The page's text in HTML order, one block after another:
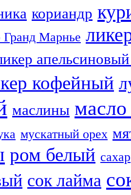
кориандр
Гранд Марнье
кофейный
маслины масло
мускатный орех
ром белый сахар
сок лайма